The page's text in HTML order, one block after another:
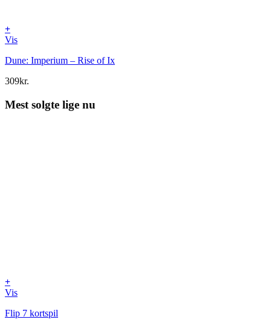
+
Vis
Dune: Imperium – Rise of Ix
309kr.
Mest solgte lige nu
+
Vis
Flip 7 kortspil